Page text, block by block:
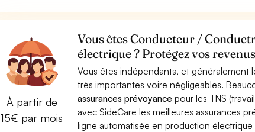
À partir de
15€ par mois
Vous êtes Conducteur /
électrique ? Protégez vos
Vous êtes indépendants, et généralement
très importantes voire négligeables.
assurances prévoyancepour les TNS
avec SideCare les meilleures assurances
ligne automatisée en production électrique